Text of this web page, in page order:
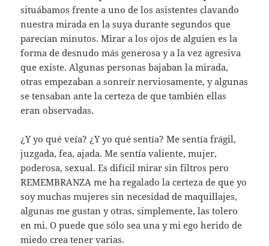
situábamos frente a uno de los asistentes clavando
nuestra mirada en la suya durante segundos que
parecían minutos. Mirar a los ojos de alguien es la
forma de desnudo más generosa y a la vez agresiva
que existe. Algunas personas bajaban la mirada,
otras empezaban a sonreír nerviosamente, y algunas
se tensaban ante la certeza de que también ellas
eran observadas.
¿Y yo qué veía? ¿Y yo qué sentía? Me sentía frágil,
juzgada, fea, ajada. Me sentía valiente, mujer,
poderosa, sexual. Es difícil mirar sin filtros pero
REMEMBRANZA me ha regalado la certeza de que yo
soy muchas mujeres sin necesidad de maquillajes,
algunas me gustan y otras, simplemente, las tolero
en mi. O puede que sólo sea una y mi ego herido de
miedo crea tener varias.